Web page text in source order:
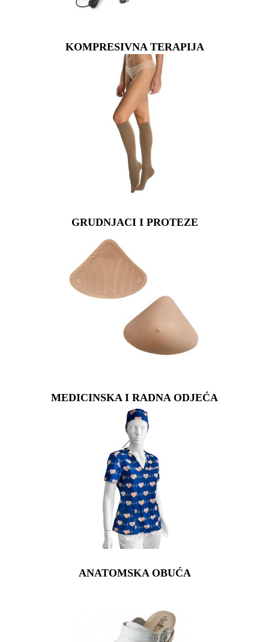
KOMPRESIVNA TERAPIJA
GRUDNJACI I PROTEZE
MEDICINSKA I RADNA ODJEĆA
ANATOMSKA OBUĆA